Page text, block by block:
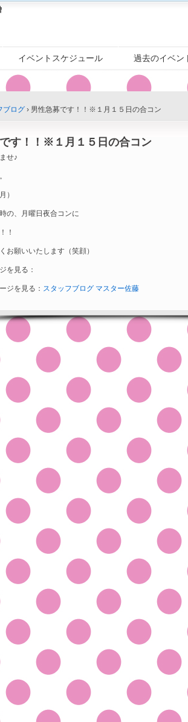
イベントスケジュール 過去のイベン
ブログ › 男性急募です！！※１月１５日の合コン
す！！※１月１５日の合コン
せ♪
）
の、月曜日夜合コンに
！
お願いいたします（笑顔）
を見る：
ジを見る： スタッフブログ マスター佐藤